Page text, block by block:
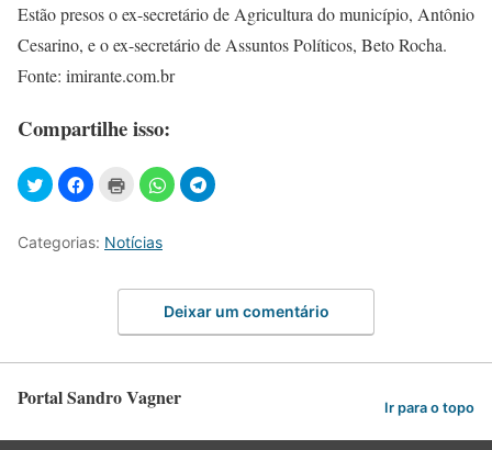
Estão presos o ex-secretário de Agricultura do município, Antônio
Cesarino, e o ex-secretário de Assuntos Políticos, Beto Rocha.
Fonte: imirante.com.br
Compartilhe isso:
Categorias: Notícias
Deixar um comentário
Portal Sandro Vagner Ir para o topo